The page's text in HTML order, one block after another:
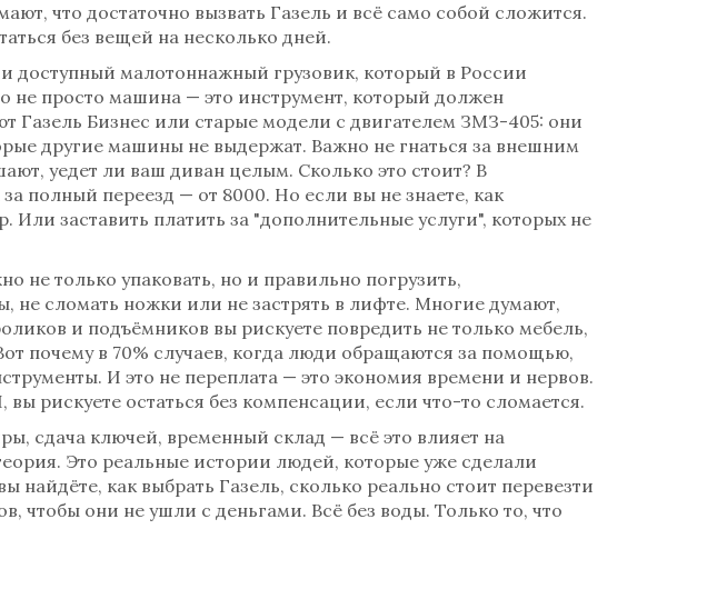
что достаточно вызвать Газель и всё само собой сложится.
без вещей на несколько дней.
доступный малотоннажный грузовик, который в России
не просто машина — это инструмент, который должен
Газель Бизнес или старые модели с двигателем ЗМЗ-405: они
другие машины не выдержат. Важно не гнаться за внешним
уедет ли ваш диван целым. Сколько это стоит? В
полный переезд — от 8000. Но если вы не знаете, как
Или заставить платить за "дополнительные услуги", которых не
не только упаковать, но и правильно погрузить,
не сломать ножки или не застрять в лифте. Многие думают,
и подъёмников вы рискуете повредить не только мебель,
почему в 70% случаев, когда люди обращаются за помощью,
И это не переплата — это экономия времени и нервов.
рискуете остаться без компенсации, если что-то сломается.
сдача ключей, временный склад — всё это влияет на
Это реальные истории людей, которые уже сделали
как выбрать Газель, сколько реально стоит перевезти
чтобы они не ушли с деньгами. Всё без воды. Только то, что